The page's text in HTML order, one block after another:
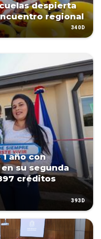
despierta
regional
340D
año con
su segunda
créditos
393D